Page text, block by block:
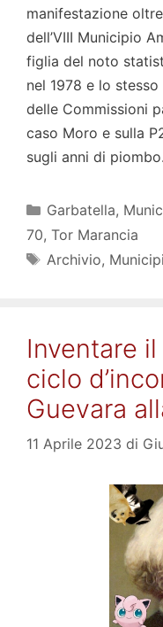
manifestazione
dell’VIII Municipio
figlia del noto
nel 1978 e lo
delle Commissioni
caso Moro e sulla
sugli anni di piombo.
Categorie
Garbatella,
70, Tor Marancia
Tag
Archivio,
Inventare
ciclo
Guevara
11 Aprile 2023 di